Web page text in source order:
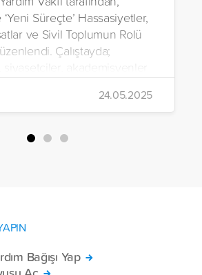
‘Yeni Süreçte’ Hassasiyetler,
ve Sivil Toplumun Rolü
Çalıştayda;
kuruluşu temsilcileri
farklı oturumda “Terörsüz
ilişkin görüş ve
24.05.2025
Bağışı Yap